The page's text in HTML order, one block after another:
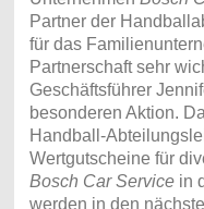
Partner der
für das
Partnerschaft sehr
Geschäftsführer
besonderen Aktion.
Handball-
Wertgutscheine für
Bosch Car Servicein
werden in den